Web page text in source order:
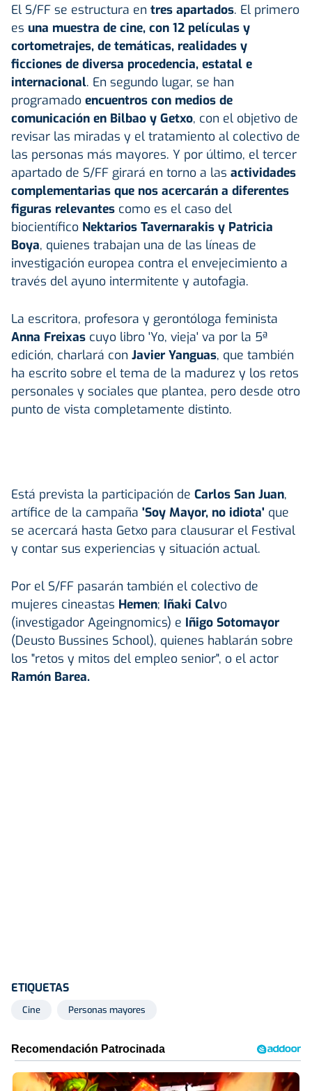
El S/FF se estructura en tres apartados. El primero
es una muestra de cine, con 12 películas y
cortometrajes, de temáticas, realidades y
ficciones de diversa procedencia, estatal e
internacional. En segundo lugar, se han
programado encuentros con medios de
comunicación en Bilbao y Getxo, con el objetivo de
revisar las miradas y el tratamiento al colectivo de
las personas más mayores. Y por último, el tercer
apartado de S/FF girará en torno a las actividades
complementarias que nos acercarán a diferentes
figuras relevantes como es el caso del
biocientífico Nektarios Tavernarakis y Patricia
Boya, quienes trabajan una de las líneas de
investigación europea contra el envejecimiento a
través del ayuno intermitente y autofagia.
La escritora, profesora y gerontóloga feminista
Anna Freixas cuyo libro 'Yo, vieja' va por la 5ª
edición, charlará con Javier Yanguas, que también
ha escrito sobre el tema de la madurez y los retos
personales y sociales que plantea, pero desde otro
punto de vista completamente distinto.
Está prevista la participación de Carlos San Juan,
artífice de la campaña 'Soy Mayor, no idiota' que
se acercará hasta Getxo para clausurar el Festival
y contar sus experiencias y situación actual.
Por el S/FF pasarán también el colectivo de
mujeres cineastas Hemen; Iñaki Calvo
(investigador Ageingnomics) e Iñigo Sotomayor
(Deusto Bussines School), quienes hablarán sobre
los "retos y mitos del empleo senior", o el actor
Ramón Barea.
ETIQUETAS
Cine Personas mayores